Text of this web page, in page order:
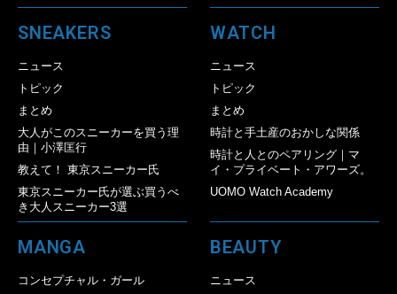
SNEAKERS
ニュース
トピック
まとめ
大人がこのスニーカーを買う理
由｜小澤匡行
教えて！ 東京スニーカー氏
東京スニーカー氏が選ぶ買うべ
き大人スニーカー3選
WATCH
ニュース
トピック
まとめ
時計と手土産のおかしな関係
時計と人とのペアリング｜マ
イ・プライベート・アワーズ。
UOMO Watch Academy
MANGA
コンセプチャル・ガール
BEAUTY
ニュース